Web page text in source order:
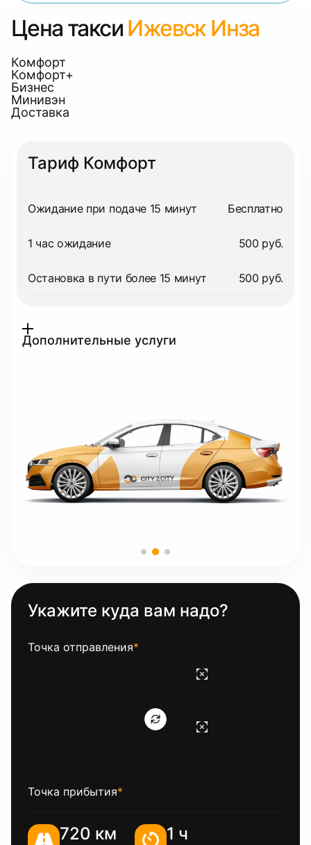
Цена такси Ижевск Инза
Комфорт
Комфорт+
Бизнес
Минивэн
Доставка
Тариф Комфорт
Ожидание при подаче 15 минут Бесплатно
1 час ожидание 500 руб.
Остановка в пути более 15 минут 500 руб.
Дополнительные услуги
Укажите куда вам надо?
Точка отправления*
Точка прибытия*
720 км 1 ч